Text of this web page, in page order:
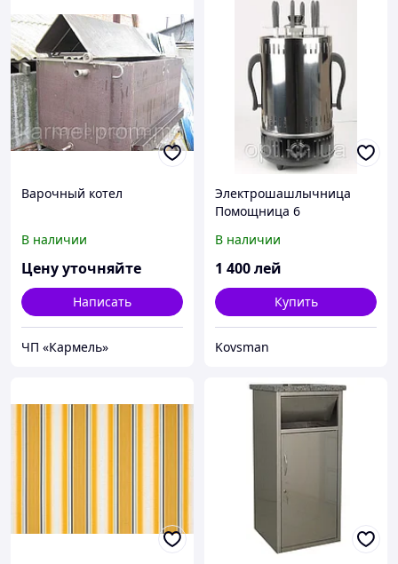
Варочный котел
В наличии
Цену уточняйте
Написать
ЧП «Кармель»
Электрошашлычница
Помощница 6
В наличии
1 400лей
Купить
Kovsman